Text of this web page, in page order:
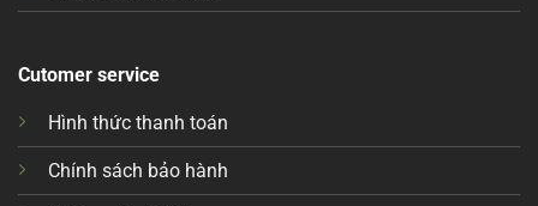
Cutomer service
Hình thức thanh toán
Chính sách bảo hành